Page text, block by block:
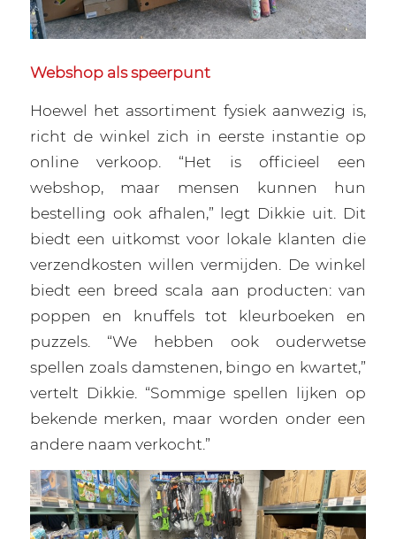
Webshop als speerpunt
Hoewel het assortiment fysiek aanwezig is,
richt de winkel zich in eerste instantie op
online verkoop. “Het is officieel een
webshop, maar mensen kunnen hun
bestelling ook afhalen,” legt Dikkie uit. Dit
biedt een uitkomst voor lokale klanten die
verzendkosten willen vermijden. De winkel
biedt een breed scala aan producten: van
poppen en knuffels tot kleurboeken en
puzzels. “We hebben ook ouderwetse
spellen zoals damstenen, bingo en kwartet,”
vertelt Dikkie. “Sommige spellen lijken op
bekende merken, maar worden onder een
andere naam verkocht.”